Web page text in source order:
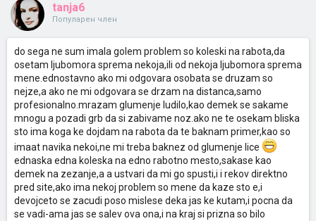
tanja6
Популарен член
do sega ne sum imala golem problem so koleski na rabota,da
osetam ljubomora sprema nekoja,ili od nekoja ljubomora sprema
mene.ednostavno ako mi odgovara osobata se druzam so
nejze,a ako ne mi odgovara se drzam na distanca,samo
profesionalno.mrazam glumenje ludilo,kao demek se sakame
mnogu a pozadi grb da si zabivame noz.ako ne te osekam bliska
sto ima koga ke dojdam na rabota da te baknam primer,kao so
imaat navika nekoi,ne mi treba baknez od glumenje lice
ednaska edna koleska na edno rabotno mesto,sakase kao
demek na zezanje,a a ustvari da mi go spusti,i i rekov direktno
pred site,ako ima nekoj problem so mene da kaze sto e,i
devojceto se zacudi poso mislese deka jas ke kutam,i pocna da
se vadi-ama jas se salev ova ona,i na kraj si prizna so bilo